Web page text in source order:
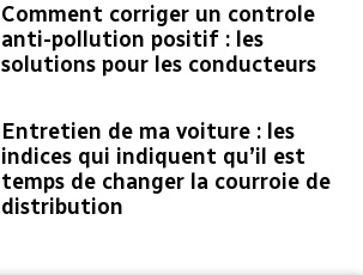
Comment corriger un controle
anti-pollution positif : les
solutions pour les conducteurs
Entretien de ma voiture : les
indices qui indiquent qu’il est
temps de changer la courroie de
distribution